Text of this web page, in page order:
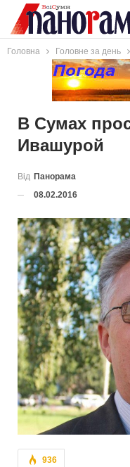
Головна Головне за день
В Сумах
Ивашурой
Від Панорама
08.02.2016
936